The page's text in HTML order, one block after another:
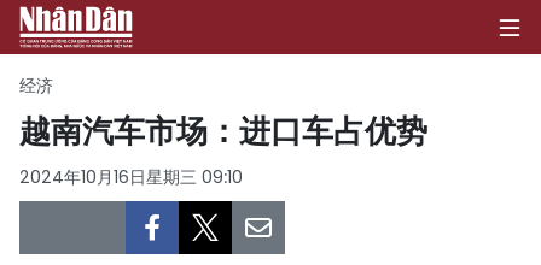
首页
政治
经济
越南汽车市场：进口车占优势
2024年10月16日星期三 09:10